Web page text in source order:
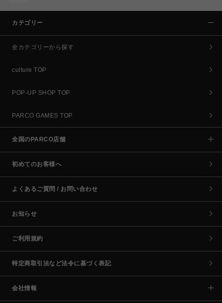
カテゴリー
全カテゴリーから探す
culture TOP
POP-UP SHOP TOP
PARCO GAMES TOP
全国のPARCO店舗
初めてのお客様へ
よくあるご質問 / お問い合わせ
お知らせ
ご利用規約
特定商取引法など法令に基づく表記
会社情報